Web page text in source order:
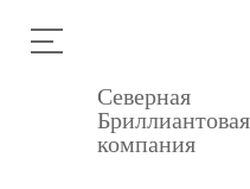
Северная
Бриллиантовая
компания